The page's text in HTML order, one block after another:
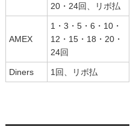
20・24回、リボ払
AMEX
1・3・5・6・10・
12・15・18・20・
24回
Diners 1回、リボ払